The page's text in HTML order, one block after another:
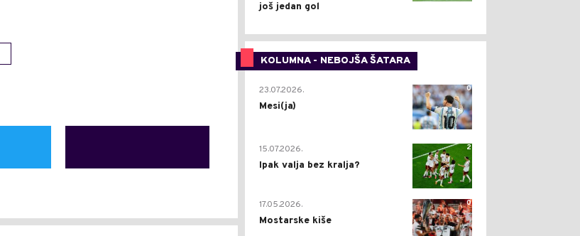
još jedan gol
KOLUMNA - NEBOJŠA ŠATARA
0
23.07.2026.
Mesi(ja)
2
15.07.2026.
Ipak valja bez kralja?
0
17.05.2026.
Mostarske kiše